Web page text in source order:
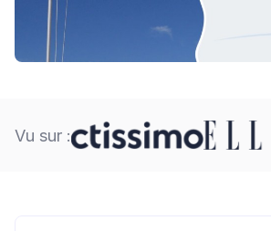
Vu sur :